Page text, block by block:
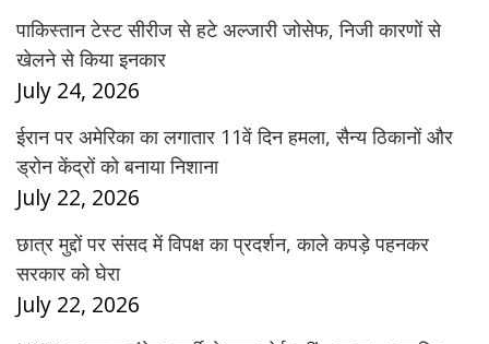
पाकिस्तान टेस्ट सीरीज से हटे अल्जारी जोसेफ, निजी कारणों से
खेलने से किया इनकार
July 24, 2026
ईरान पर अमेरिका का लगातार 11वें दिन हमला, सैन्य ठिकानों और
ड्रोन केंद्रों को बनाया निशाना
July 22, 2026
छात्र मुद्दों पर संसद में विपक्ष का प्रदर्शन, काले कपड़े पहनकर
सरकार को घेरा
July 22, 2026